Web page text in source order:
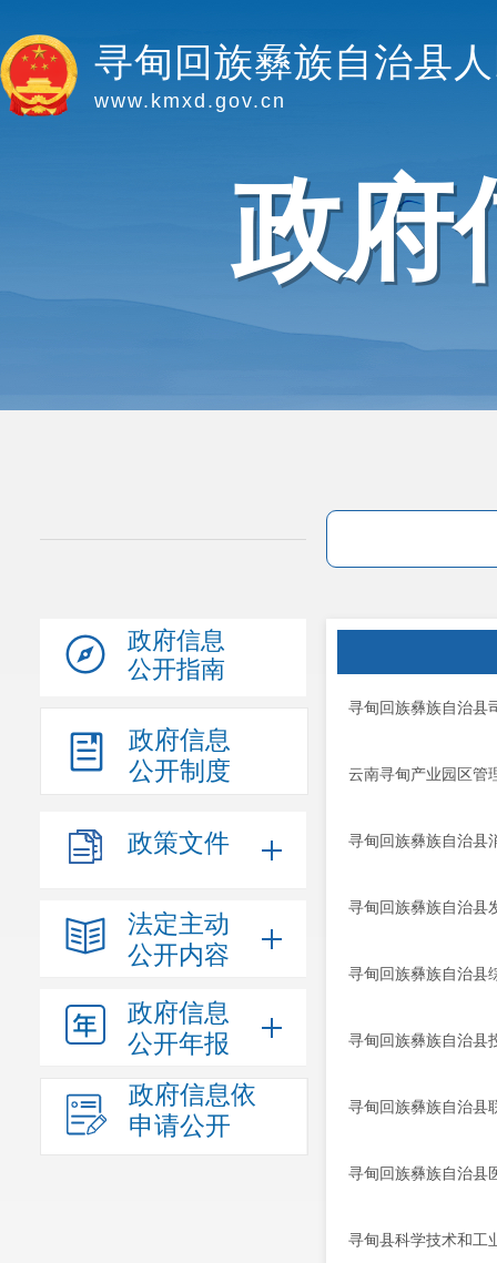
寻甸回族彝族自治县
www.kmxd.gov.cn
政府
政府信息
公开指南
政府信息
公开制度
政策文件
法定主动
公开内容
政府信息
公开年报
政府信息依
申请公开
寻甸回族彝族自治县
云南寻甸产业园区管
寻甸回族彝族自治县
寻甸回族彝族自治县
寻甸回族彝族自治县
寻甸回族彝族自治县
寻甸回族彝族自治县
寻甸回族彝族自治县
寻甸县科学技术和工